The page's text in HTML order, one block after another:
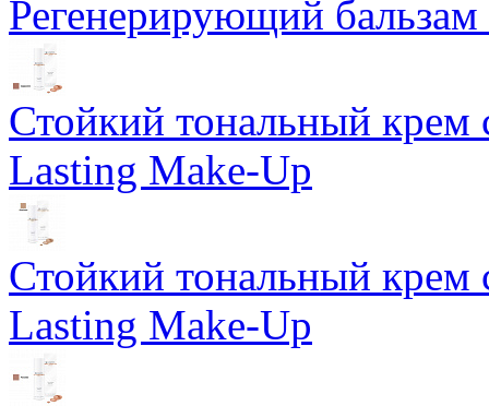
Регенерирующий
Стойкий тональный
Lasting Make-Up
Стойкий тональный
Lasting Make-Up